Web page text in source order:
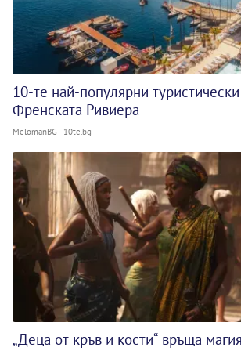
10-те най-популярни
Френската Ривиера
MelomanBG - 10te.bg
„Деца от кръв и кости“ връща